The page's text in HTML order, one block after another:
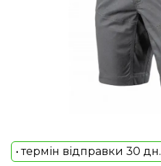
• термін відправки 30 дн.